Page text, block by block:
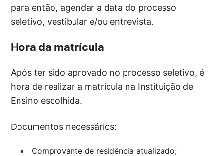
para então, agendar a data do processo
seletivo, vestibular e/ou entrevista.
Hora da matrícula
Após ter sido aprovado no processo seletivo, é
hora de realizar a matrícula na Instituição de
Ensino escolhida.
Documentos necessários:
Comprovante de residência atualizado;